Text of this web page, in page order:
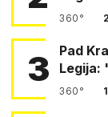
360°
3
Pad
Legija:
360°